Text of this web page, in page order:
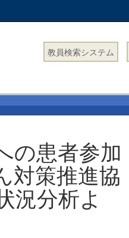
教員検索システム
の患者参加
対策推進協
況分析よ